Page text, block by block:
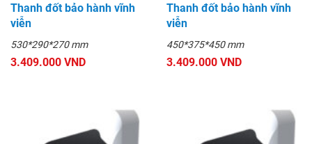
Thanh đốt bảo hành vĩnh
viễn
530*290*270 mm
3.409.000 VND
Thanh đốt bảo hành vĩnh
viễn
450*375*450 mm
3.409.000 VND